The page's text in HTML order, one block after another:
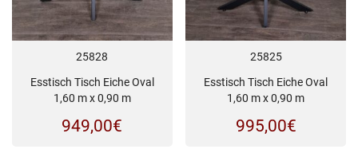
25828
Esstisch Tisch Eiche Oval
1,60 m x 0,90 m
949,00€
25825
Esstisch Tisch Eiche Oval
1,60 m x 0,90 m
995,00€